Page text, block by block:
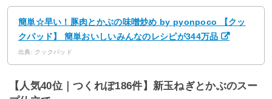
簡単☆早い！豚肉とかぶの味噌炒め by pyonpoco 【クッ
クパッド】 簡単おいしいみんなのレシピが344万品
出典: クックパッド
【人気40位｜つくれぽ186件】新玉ねぎとかぶのスー